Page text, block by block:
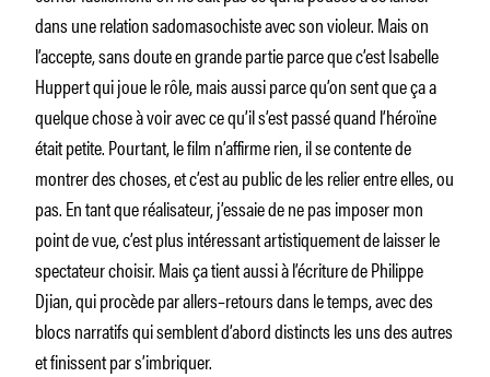
dans une relation sadomasochiste avec son violeur. Mais on
l’accepte, sans doute en grande partie parce que c’est Isabelle
Huppert qui joue le rôle, mais aussi parce qu’on sent que ça a
quelque chose à voir avec ce qu’il s’est passé quand l’héroïne
était petite. Pourtant, le film n’affirme rien, il se contente de
montrer des choses, et c’est au public de les relier entre elles, ou
pas. En tant que réalisateur, j’essaie de ne pas imposer mon
point de vue, c’est plus intéressant artistiquement de laisser le
spectateur choisir. Mais ça tient aussi à l’écriture de Philippe
Djian, qui procède par allers–retours dans le temps, avec des
blocs narratifs qui semblent d’abord distincts les uns des autres
et finissent par s’imbriquer.